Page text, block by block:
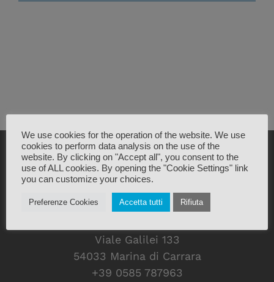
Viale Galilei 133
54033 Marina di Carrara
+39 0585 787963
We use cookies for the operation of the website. We use
cookies to perform data analysis on the use of the
website. By clicking on "Accept all", you consent to the
use of ALL cookies. By opening the "Cookie Settings" link
you can customize your choices.
Preferenze Cookies Accetta tutti Rifiuta